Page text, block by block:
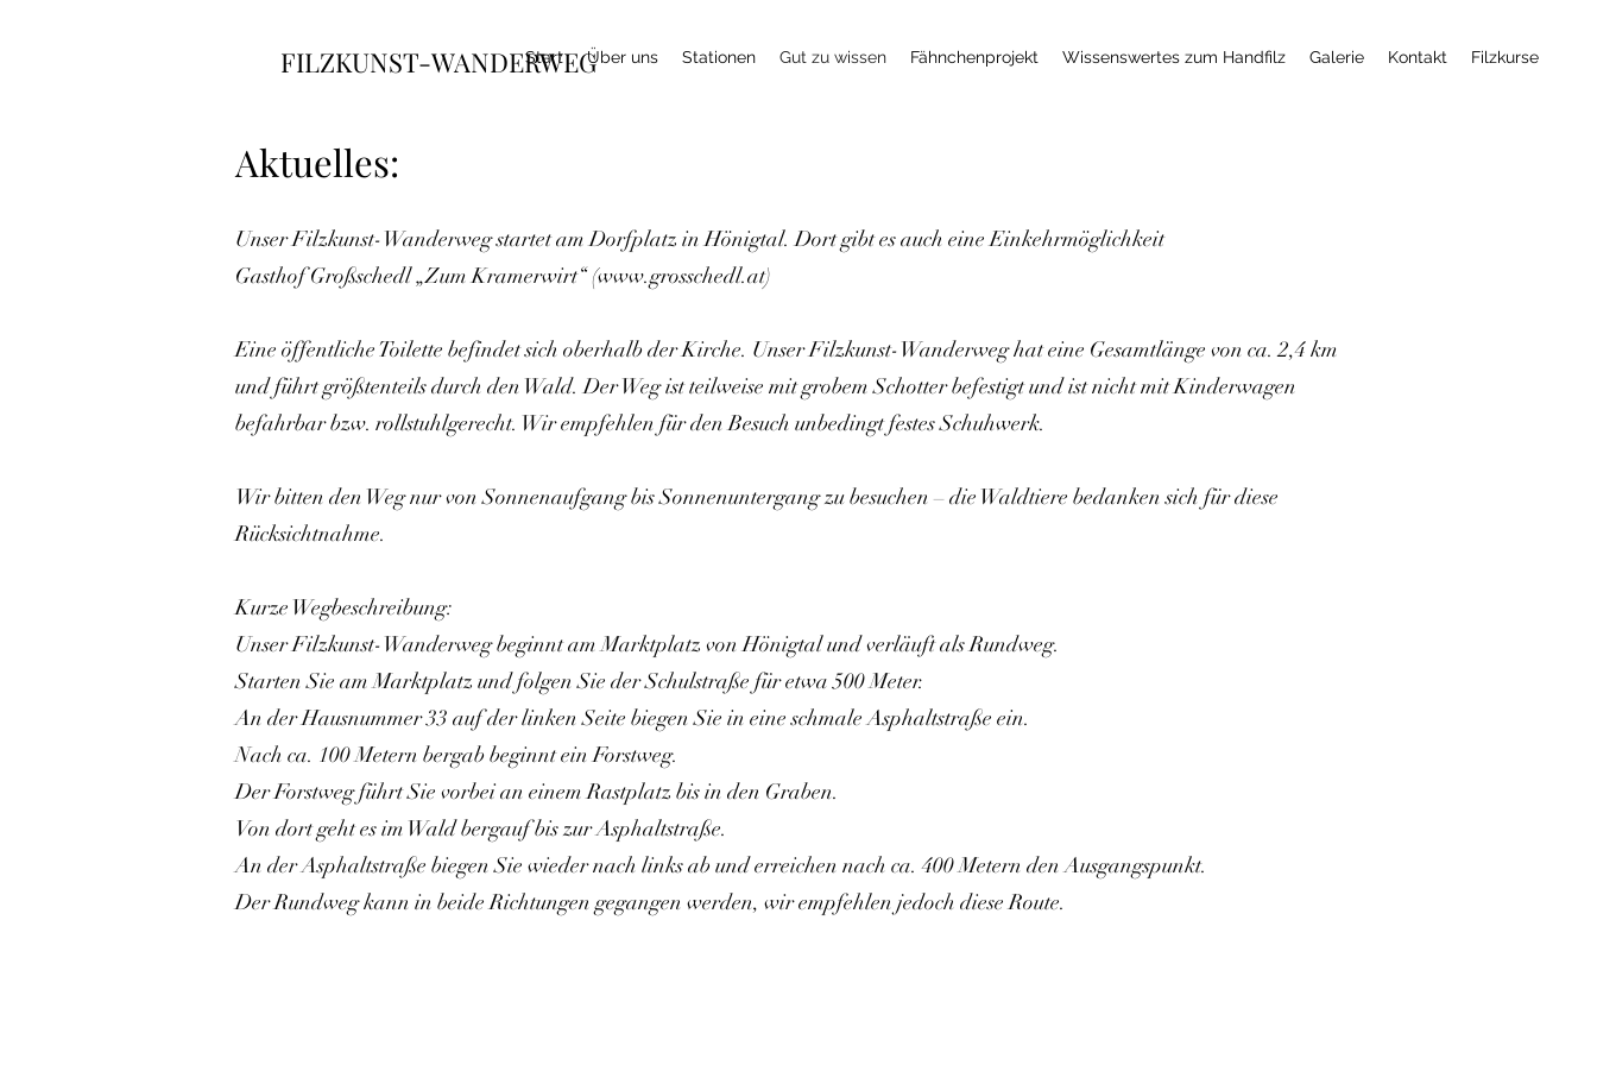
FILZKUNST-WANDERWEG
Start Über uns Stationen Gut zu wissen Fähnchenprojekt Wissenswertes zum Handfilz Galerie Kontakt Filzkurse
Aktuelles:
Unser Filzkunst-Wanderweg startet am Dorfplatz in Hönigtal. Dort gibt es auch eine Einkehrmöglichkeit
Gasthof Großschedl „Zum Kramerwirt“ (www.grosschedl.at)
Eine öffentliche Toilette befindet sich oberhalb der Kirche. Unser Filzkunst-Wanderweg hat eine Gesamtlänge von ca. 2,4 km
und führt größtenteils durch den Wald. Der Weg ist teilweise mit grobem Schotter befestigt und ist nicht mit Kinderwagen
befahrbar bzw. rollstuhlgerecht. Wir empfehlen für den Besuch unbedingt festes Schuhwerk.
Wir bitten den Weg nur von Sonnenaufgang bis Sonnenuntergang zu besuchen – die Waldtiere bedanken sich für diese
Rücksichtnahme.
Kurze Wegbeschreibung:
Unser Filzkunst-Wanderweg beginnt am Marktplatz von Hönigtal und verläuft als Rundweg.
Starten Sie am Marktplatz und folgen Sie der Schulstraße für etwa 500 Meter.
An der Hausnummer 33 auf der linken Seite biegen Sie in eine schmale Asphaltstraße ein.
Nach ca. 100 Metern bergab beginnt ein Forstweg.
Der Forstweg führt Sie vorbei an einem Rastplatz bis in den Graben.
Von dort geht es im Wald bergauf bis zur Asphaltstraße.
An der Asphaltstraße biegen Sie wieder nach links ab und erreichen nach ca. 400 Metern den Ausgangspunkt.
Der Rundweg kann in beide Richtungen gegangen werden, wir empfehlen jedoch diese Route.